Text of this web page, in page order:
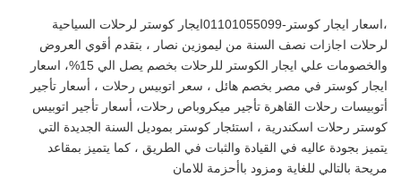
،اسعار ايجار كوستر-01101055099ايجار كوستر لرحلات السياحية
لرحلات اجازات نصف السنة من ليموزين نصار ، بتقدم أقوي العروض
والخصومات علي ايجار الكوستر للرحلات بخصم يصل الي 15%، اسعار
ايجار كوستر في مصر بخصم هائل ، سعر اتوبيس رحلات ، أسعار تأجير
أتوبيسات رحلات القاهرة تأجير ميكروباص رحلات، أسعار تأجير اتوبيس
كوستر رحلات اسكندرية ، استئجار كوستر بموديل السنة الجديدة التي
يتميز بجودة عاليه في القيادة والثبات في الطريق ، كما يتميز بمقاعد
مريحة بالتالي للغاية ومزود باأحزمة للامان